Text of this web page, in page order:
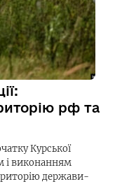
рф та
Курської
і виконанням
держави-